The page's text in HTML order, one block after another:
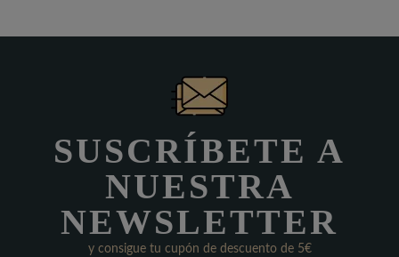
SUSCRÍBETE A
NUESTRA
NEWSLETTER
y consigue tu cupón de descuento de 5€